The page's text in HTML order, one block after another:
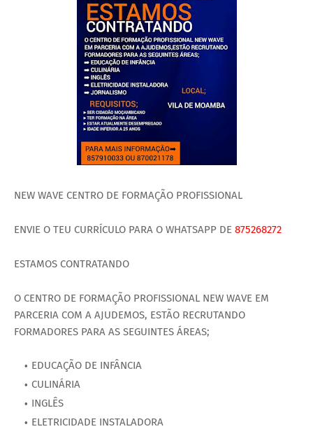
NEW WAVE CENTRO DE FORMAÇÃO PROFISSIONAL
ENVIE O TEU CURRÍCULO PARA O WHATSAPP DE 875268272
ESTAMOS CONTRATANDO
O CENTRO DE FORMAÇÃO PROFISSIONAL NEW WAVE EM
PARCERIA COM A AJUDEMOS, ESTÃO RECRUTANDO
FORMADORES PARA AS SEGUINTES ÁREAS;
EDUCAÇÃO DE INFÂNCIA
CULINÁRIA
INGLÊS
ELETRICIDADE INSTALADORA